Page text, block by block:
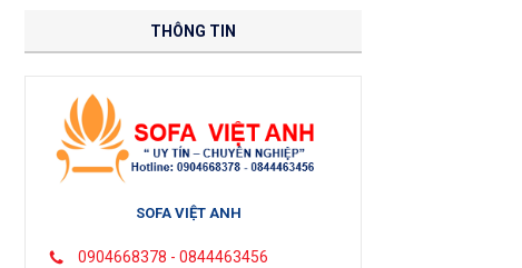
THÔNG TIN
SOFA VIỆT ANH
0904668378 - 0844463456